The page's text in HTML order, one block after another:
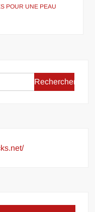
POUR UNE PEAU
Rechercher :